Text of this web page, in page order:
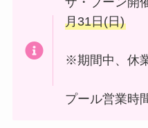
月31日(日)
※期間中、休
プール営業時